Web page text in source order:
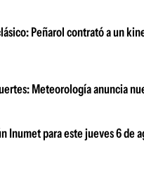
Peñarol contrató a un
Meteorología anuncia
Inumet para este jueves 6 de